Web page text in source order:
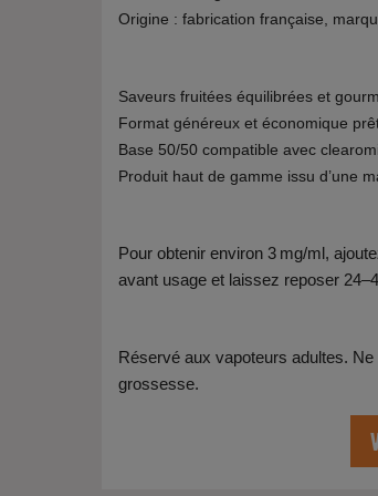
Origine : fabrication française,
Saveurs fruitées équilibrées et
Format généreux et économique
Base 50/50 compatible avec
Produit haut de gamme issu d’une
Pour obtenir environ 3 mg/ml,
avant usage et laissez reposer
Réservé aux vapoteurs adultes.
grossesse.